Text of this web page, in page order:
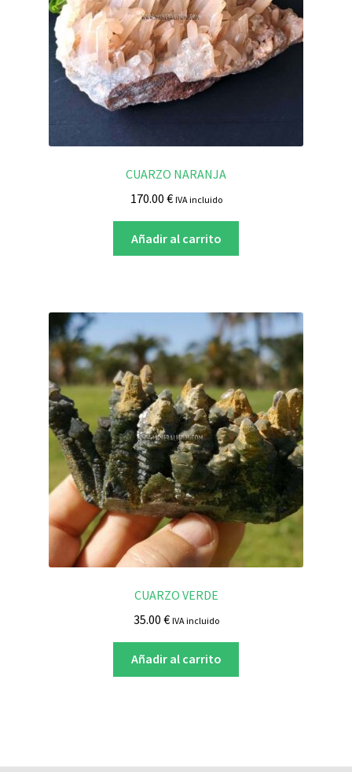
CUARZO NARANJA
170.00 € IVA incluido
Añadir al carrito
CUARZO VERDE
35.00 € IVA incluido
Añadir al carrito